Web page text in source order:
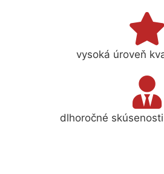
vysoká úroveň
dlhoročné